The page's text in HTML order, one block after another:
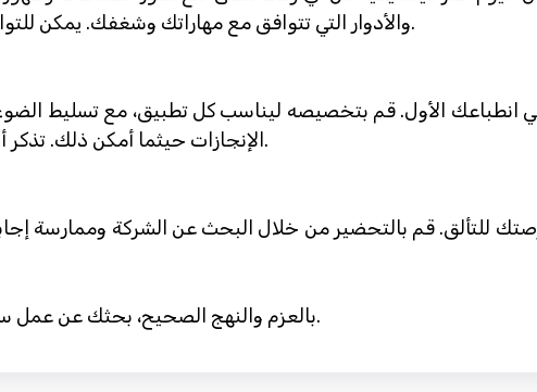
والأدوار التي تتوافق مع مهاراتك وشغفك. يمكن للتواصل، سواء عبر الإنترنت أو خارجه، أن يفتح الأبواب ويقدم رؤى قيمة.
انطباعك الأول. قم بتخصيصه ليناسب كل تطبيق، مع تسليط
الإنجازات حيثما أمكن ذلك. تذكر أن السيرة الذاتية الواضحة والموجزة غالبًا ما يكون لها التأثير الأقوى.
للتألق. قم بالتحضير من خلال البحث عن الشركة وممارسة
بالعزم والنهج الصحيح، بحثك عن عمل سوف يقودك إلى فرص مثيرة. استكشف وتواصل ودع مواهبك تتألق.